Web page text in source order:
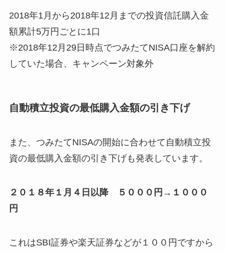
2018年1月から2018年12月までの投資信託購入金
額累計5万円ごとに1口
※2018年12月29日時点でつみたてNISA口座を解約
していた場合、キャンペーン対象外
自動積立投資の最低購入金額の引き下げ
また、つみたてNISAの開始に合わせて自動積立投
資の最低購入金額の引き下げも発表しています。
２０１８年１月４日以降 ５０００円→１０００
円
これはSBI証券や楽天証券などが１００円ですから